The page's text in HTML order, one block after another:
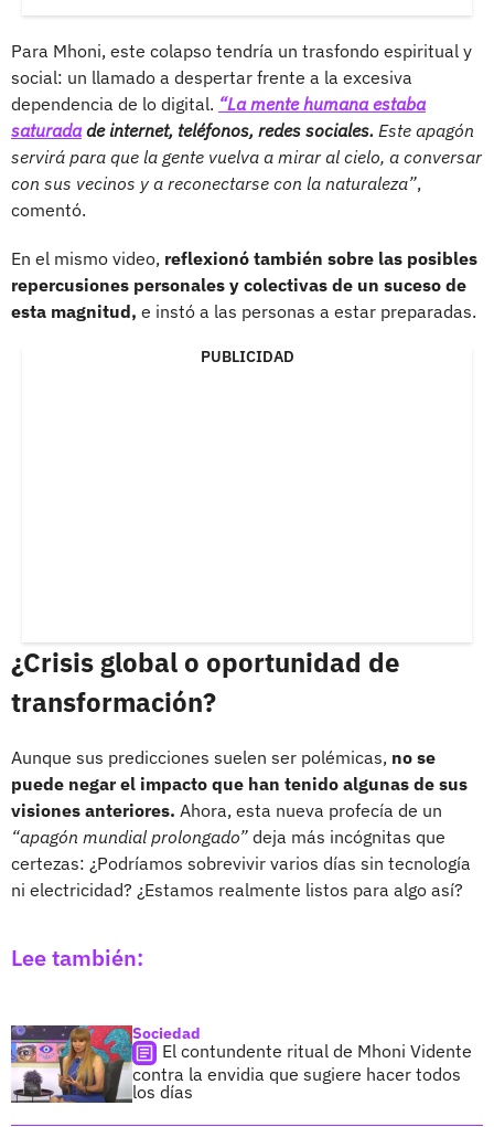
Para Mhoni, este colapso tendría un trasfondo espiritual y
social: un llamado a despertar frente a la excesiva
dependencia de lo digital. “La mente humana estaba
saturada de internet, teléfonos, redes sociales. Este apagón
servirá para que la gente vuelva a mirar al cielo, a conversar
con sus vecinos y a reconectarse con la naturaleza”,
comentó.
En el mismo video, reflexionó también sobre las posibles
repercusiones personales y colectivas de un suceso de
esta magnitud, e instó a las personas a estar preparadas.
PUBLICIDAD
¿Crisis global o oportunidad de
transformación?
Aunque sus predicciones suelen ser polémicas, no se
puede negar el impacto que han tenido algunas de sus
visiones anteriores. Ahora, esta nueva profecía de un
“apagón mundial prolongado” deja más incógnitas que
certezas: ¿Podríamos sobrevivir varios días sin tecnología
ni electricidad? ¿Estamos realmente listos para algo así?
Lee también:
Sociedad
El contundente ritual de Mhoni Vidente
contra la envidia que sugiere hacer todos
los días